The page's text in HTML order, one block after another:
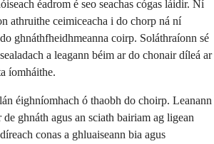
éadrom é seo seachas cógas láidir. Ní
athruithe ceimiceacha i do chorp ná ní
ghnáthfheidhmeanna coirp. Soláthraíonn sé
a leagann béim ar do chonair díleá ar
íomháithe.
éighníomhach ó thaobh do choirp. Leanann
ghnáth agus an sciath bairiam ag ligean
conas a ghluaiseann bia agus